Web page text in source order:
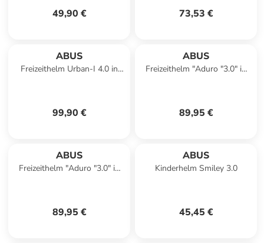
49,90 € 73,53 €
ABUS
Freizeithelm Urban-I 4.0 in
99,90 €
ABUS
Freizeithelm "Aduro "3.0" in
89,95 €
ABUS
Freizeithelm "Aduro "3.0" in
89,95 €
ABUS
Kinderhelm Smiley 3.0
45,45 €